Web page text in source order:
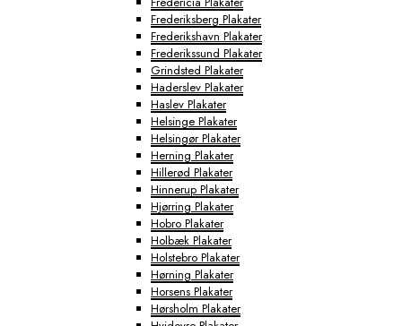
Frederiksberg Plakater
Frederikshavn Plakater
Frederikssund Plakater
Grindsted Plakater
Haderslev Plakater
Haslev Plakater
Helsinge Plakater
Helsingør Plakater
Herning Plakater
Hillerød Plakater
Hinnerup Plakater
Hjørring Plakater
Hobro Plakater
Holbæk Plakater
Holstebro Plakater
Hørning Plakater
Horsens Plakater
Hørsholm Plakater